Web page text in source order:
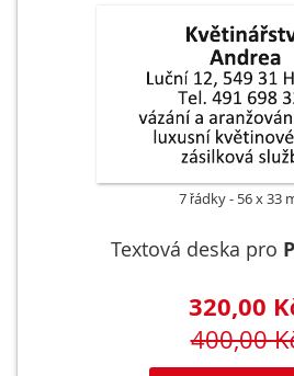
7 řádky 56 x 33
Textová deska pro
320,00
400,00